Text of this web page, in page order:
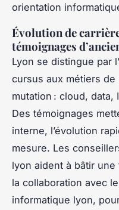
orientation
Évolution de
témoignages
Lyon se distingue par
cursus aux métiers de
mutation : cloud,
Des témoignages
interne, l’évolution
mesure. Les
lyon aident à bâtir
la collaboration avec
informatique lyon,